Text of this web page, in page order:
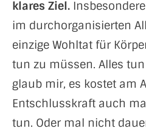
klares Ziel.
im durchorganisierten
einzige Wohltat für
tun zu müssen. Alles
glaub mir, es kostet am
Entschlusskraft auch
tun. Oder mal nicht